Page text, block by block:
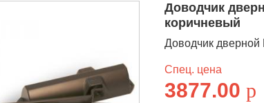
Доводчик
коричневый
Доводчик дверной
Спец. цена
3877.00p